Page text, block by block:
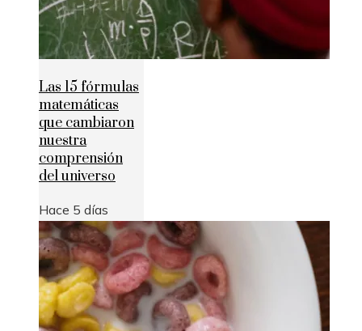
Las 15 fórmulas
matemáticas
que cambiaron
nuestra
comprensión
del universo
Hace 5 días